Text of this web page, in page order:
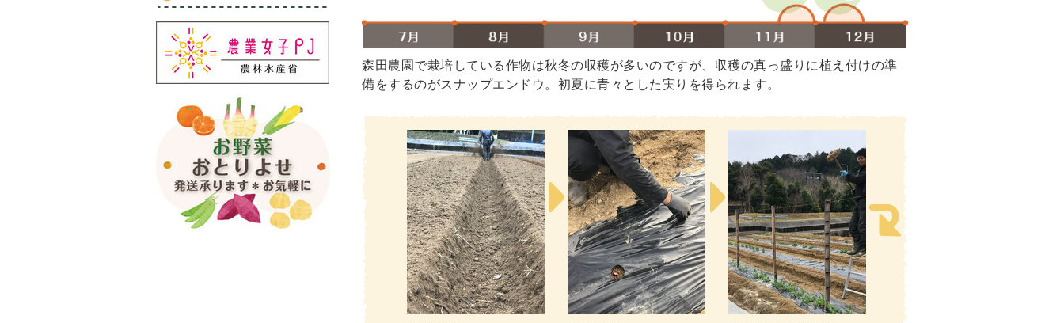
森田農園で栽培している作物は秋冬の収穫が多いのですが、収穫の真っ盛りに植え付けの準
備をするのがスナップエンドウ。初夏に青々とした実りを得られます。